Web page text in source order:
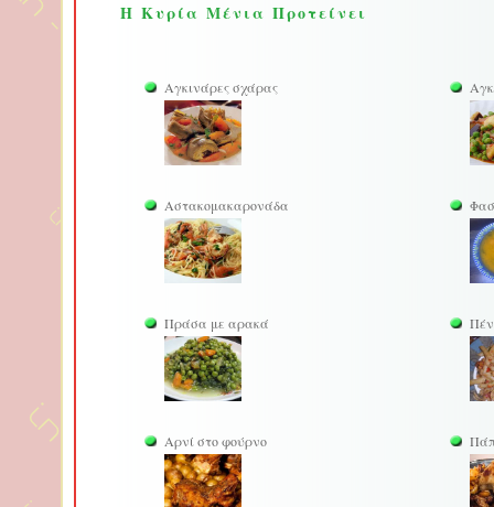
Η Κυρία Μένια Προτείνει
Αγκινάρες σχάρας
Αστακoμακαρονάδα
Πράσα με αρακά
Αρνί στο φούρνο